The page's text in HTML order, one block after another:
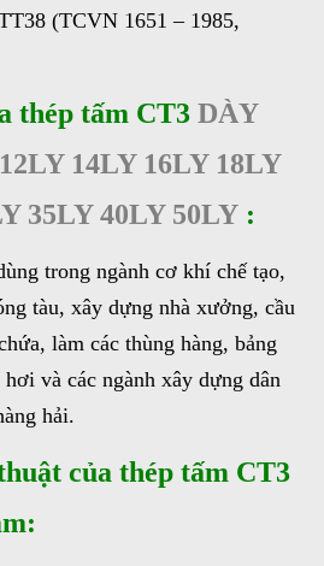
(TCVN 1651 – 1985,
thép tấm CT3 DÀY
14LY 16LY 18LY
35LY 40LY 50LY :
trong ngành cơ khí chế tạo,
tàu, xây dựng nhà xưởng, cầu
làm các thùng hàng, bảng
và các ngành xây dựng dân
hải.
của thép tấm CT3